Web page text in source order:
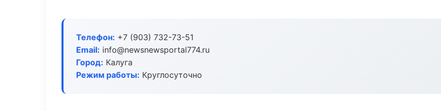
Телефон: +7 (903) 732-73-51
Email: info@newsnewsportal774.ru
Город: Калуга
Режим работы: Круглосуточно